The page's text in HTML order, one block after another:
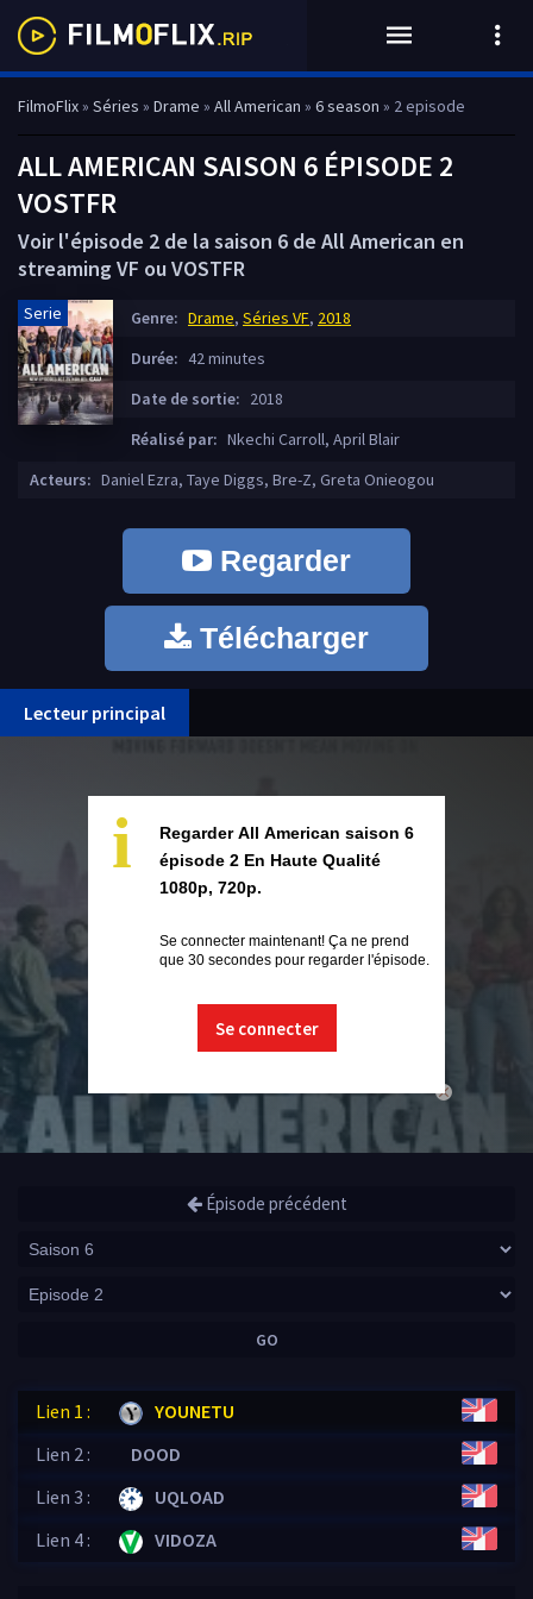
FilmoFlix» Séries » Drame » All American » 6 season » 2 episode
ALL AMERICAN SAISON 6 ÉPISODE 2
VOSTFR
Voir l'épisode 2 de la saison 6 de All American en
streaming VF ou VOSTFR
Serie Genre: Drame, Séries VF, 2018
Durée: 42 minutes
Date de sortie: 2018
Réalisé par: Nkechi Carroll, April Blair
Acteurs: Daniel Ezra, Taye Diggs, Bre-Z, Greta Onieogou
Regarder
Télécharger
Lecteur principal
close
i
Regarder All American saison 6
épisode 2 En Haute Qualité
1080p, 720p.
Se connecter maintenant! Ça ne prend
que 30 secondes pour regarder l'épisode.
Se connecter
Épisode précédent
GO
Lien 1 :
YOUNETU
Lien 2 :
DOOD
Lien 3 :
UQLOAD
Lien 4 :
VIDOZA